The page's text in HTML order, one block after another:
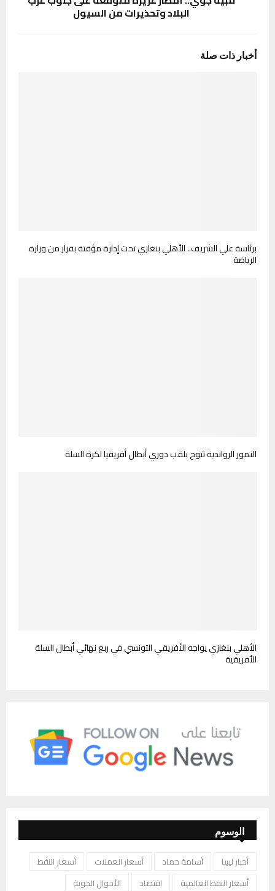
البلاد وتحذيرات من السيول
أخبار ذات صلة
برئاسة علي الشريف.. الأهلي بنغازي تحت إدارة مؤقتة بقرار من وزارة
الرياضة
النمور الرواندية تتوج بلقب دوري أبطال أفريقيا لكرة السلة
الأهلي بنغازي يواجه الأفريقي التونسي في ربع نهائي أبطال السلة
الأفريقية
الوسوم
أخبار ليبيا أسامة حماد أسعار العملات
أسعار النفط
أسعار النفط العالمية
اقتصاد
الأحوال الجوية